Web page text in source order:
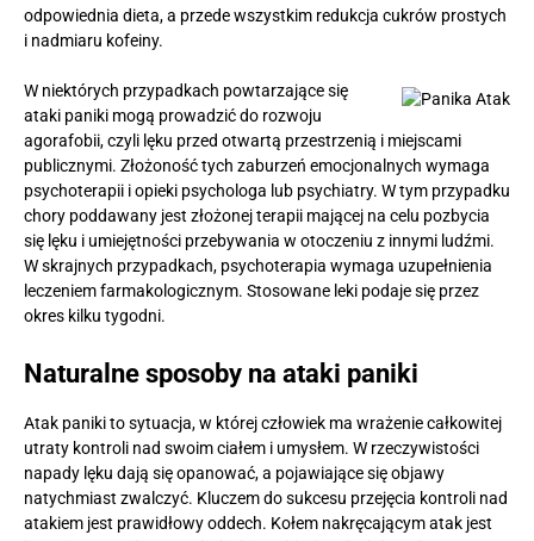
odpowiednia dieta, a przede wszystkim redukcja cukrów prostych
i nadmiaru kofeiny.
W niektórych przypadkach powtarzające się
ataki paniki mogą prowadzić do rozwoju
agorafobii, czyli lęku przed otwartą przestrzenią i miejscami
publicznymi. Złożoność tych zaburzeń emocjonalnych wymaga
psychoterapii i opieki psychologa lub psychiatry. W tym przypadku
chory poddawany jest złożonej terapii mającej na celu pozbycia
się lęku i umiejętności przebywania w otoczeniu z innymi ludźmi.
W skrajnych przypadkach, psychoterapia wymaga uzupełnienia
leczeniem farmakologicznym. Stosowane leki podaje się przez
okres kilku tygodni.
Naturalne sposoby na ataki paniki
Atak paniki to sytuacja, w której człowiek ma wrażenie całkowitej
utraty kontroli nad swoim ciałem i umysłem. W rzeczywistości
napady lęku dają się opanować, a pojawiające się objawy
natychmiast zwalczyć. Kluczem do sukcesu przejęcia kontroli nad
atakiem jest prawidłowy oddech. Kołem nakręcającym atak jest